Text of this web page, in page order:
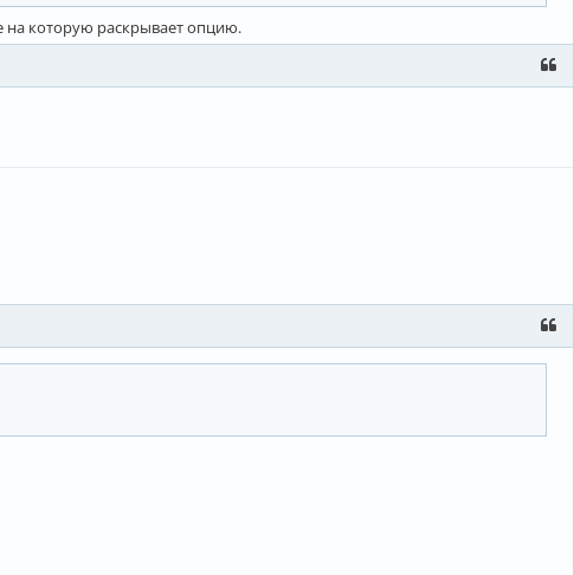
на которую раскрывает опцию.